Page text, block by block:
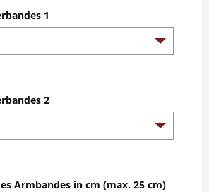
1
2
Armbandes in cm (max. 25 cm)